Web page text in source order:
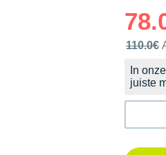
Door
110.0€
In onze
juiste